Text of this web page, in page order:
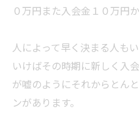
０万円また入会金１０万円か
人によって早く決まる人も
いけばその時期に新しく入
が嘘のようにそれからとん
ンがあります。